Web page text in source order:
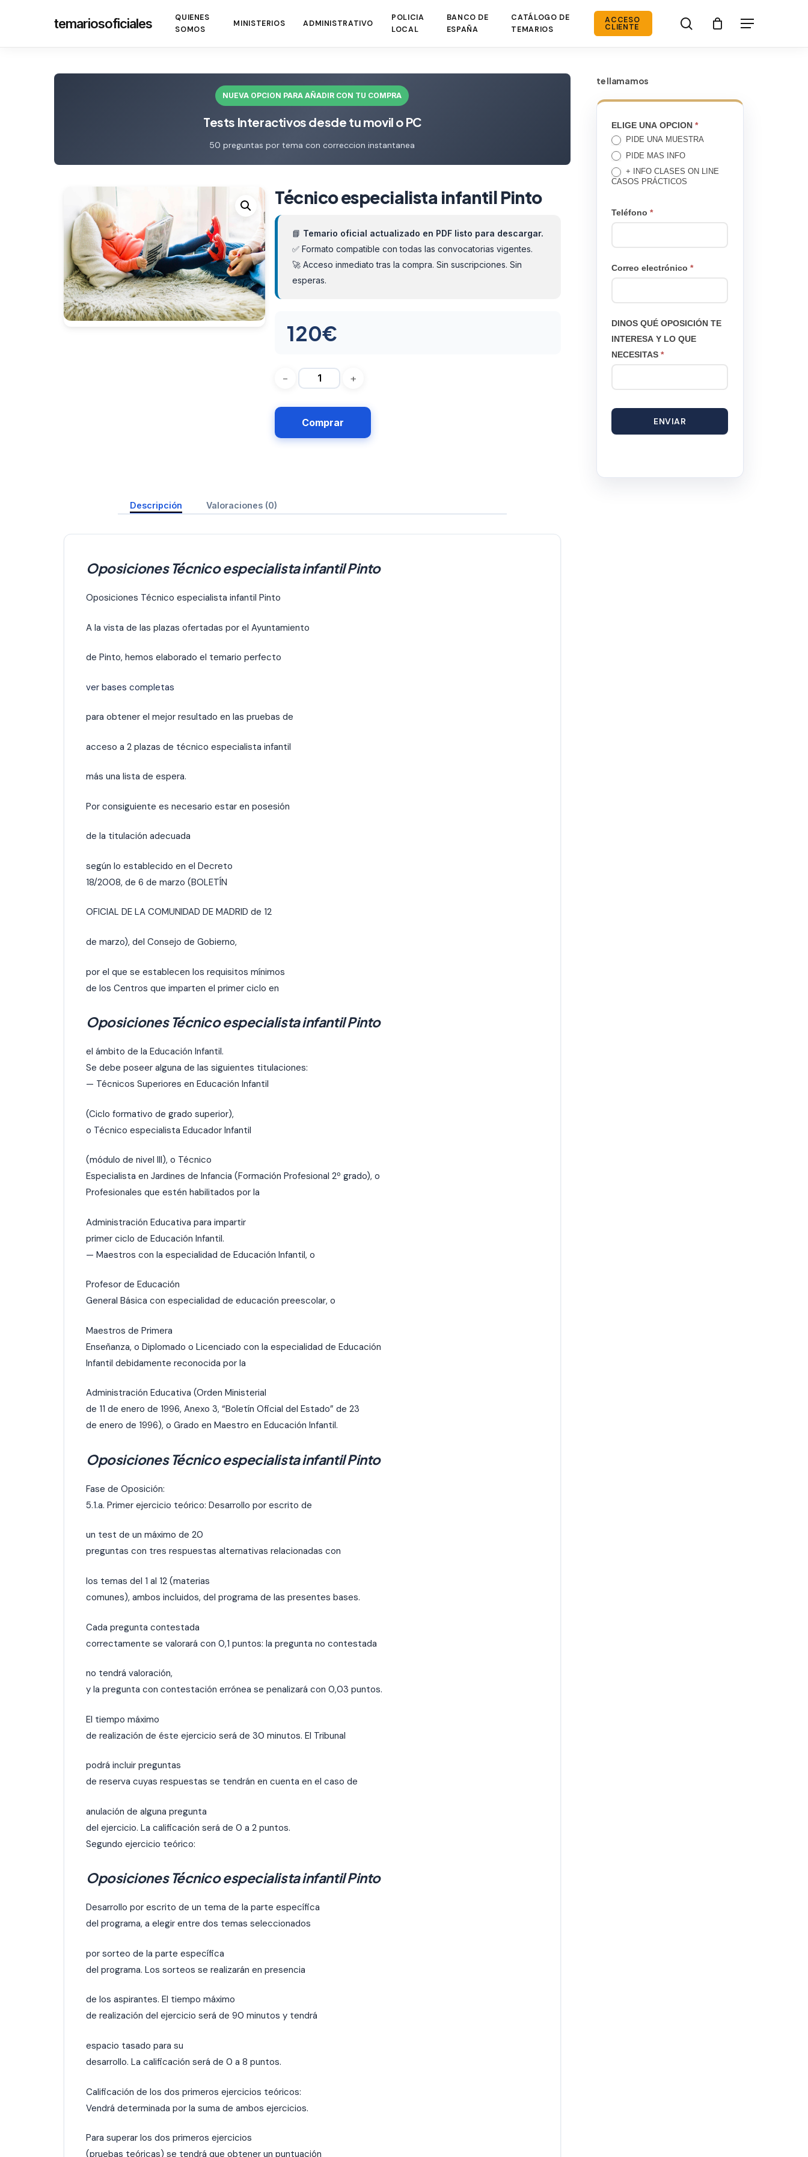
Presione enter para buscar o ESC para cerrar
temariosoficiales
QUIENES
SOMOS
MINISTERIOS ADMINISTRATIVO
POLICIA
LOCAL
BANCO DE
ESPAÑA
CATÁLOGO DE
TEMARIOS
ACCESO
CLIENTE search Menú
NUEVA OPCION PARA AÑADIR CON TU COMPRA
Tests Interactivos desde tu movil o PC
50 preguntas por tema con correccion instantanea
Técnico especialista infantil Pinto
📘 Temario oficial actualizado en PDF listo para descargar.
✅ Formato compatible con todas las convocatorias vigentes.
🚀 Acceso inmediato tras la compra. Sin suscripciones. Sin
esperas.
120€
Comprar
Descripción Valoraciones (0)
Oposiciones Técnico especialista infantil Pinto
Oposiciones Técnico especialista infantil Pinto
A la vista de las plazas ofertadas por el Ayuntamiento
de Pinto, hemos elaborado el temario perfecto
ver bases completas
para obtener el mejor resultado en las pruebas de
acceso a 2 plazas de técnico especialista infantil
más una lista de espera.
Por consiguiente es necesario estar en posesión
de la titulación adecuada
según lo establecido en el Decreto
18/2008, de 6 de marzo (BOLETÍN
OFICIAL DE LA COMUNIDAD DE MADRID de 12
de marzo), del Consejo de Gobierno,
por el que se establecen los requisitos mínimos
de los Centros que imparten el primer ciclo en
Oposiciones Técnico especialista infantil Pinto
el ámbito de la Educación Infantil.
Se debe poseer alguna de las siguientes titulaciones:
— Técnicos Superiores en Educación Infantil
(Ciclo formativo de grado superior),
o Técnico especialista Educador Infantil
(módulo de nivel III), o Técnico
Especialista en Jardines de Infancia (Formación Profesional 2º grado), o
Profesionales que estén habilitados por la
Administración Educativa para impartir
primer ciclo de Educación Infantil.
— Maestros con la especialidad de Educación Infantil, o
Profesor de Educación
General Básica con especialidad de educación preescolar, o
Maestros de Primera
Enseñanza, o Diplomado o Licenciado con la especialidad de Educación
Infantil debidamente reconocida por la
Administración Educativa (Orden Ministerial
de 11 de enero de 1996, Anexo 3, “Boletín Oficial del Estado” de 23
de enero de 1996), o Grado en Maestro en Educación Infantil.
Oposiciones Técnico especialista infantil Pinto
Fase de Oposición:
5.1.a. Primer ejercicio teórico: Desarrollo por escrito de
un test de un máximo de 20
preguntas con tres respuestas alternativas relacionadas con
los temas del 1 al 12 (materias
comunes), ambos incluidos, del programa de las presentes bases.
Cada pregunta contestada
correctamente se valorará con 0,1 puntos: la pregunta no contestada
no tendrá valoración,
y la pregunta con contestación errónea se penalizará con 0,03 puntos.
El tiempo máximo
de realización de éste ejercicio será de 30 minutos. El Tribunal
podrá incluir preguntas
de reserva cuyas respuestas se tendrán en cuenta en el caso de
anulación de alguna pregunta
del ejercicio. La calificación será de 0 a 2 puntos.
Segundo ejercicio teórico:
Oposiciones Técnico especialista infantil Pinto
Desarrollo por escrito de un tema de la parte específica
del programa, a elegir entre dos temas seleccionados
por sorteo de la parte específica
del programa. Los sorteos se realizarán en presencia
de los aspirantes. El tiempo máximo
de realización del ejercicio será de 90 minutos y tendrá
espacio tasado para su
desarrollo. La calificación será de 0 a 8 puntos.
Calificación de los dos primeros ejercicios teóricos:
Vendrá determinada por la suma de ambos ejercicios.
Para superar los dos primeros ejercicios
(pruebas teóricas) se tendrá que obtener un puntuación
te llamamos
TE
LLAMAMOS
ELIGE UNA OPCION*
PIDE UNA MUESTRA
PIDE MAS INFO
+ INFO CLASES ON LINE
CASOS PRÁCTICOS
Teléfono*
Correo electrónico*
DINOS QUÉ OPOSICIÓN TE
INTERESA Y LO QUE
NECESITAS*
ENVIAR